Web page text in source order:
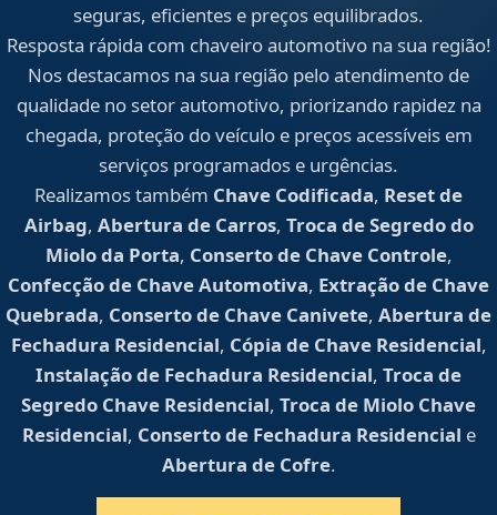
seguras, eficientes e preços equilibrados.
Resposta rápida com chaveiro automotivo na sua região!
Nos destacamos na sua região pelo atendimento de
qualidade no setor automotivo, priorizando rapidez na
chegada, proteção do veículo e preços acessíveis em
serviços programados e urgências.
Realizamos também Chave Codificada, Reset de
Airbag, Abertura de Carros, Troca de Segredo do
Miolo da Porta, Conserto de Chave Controle,
Confecção de Chave Automotiva, Extração de Chave
Quebrada, Conserto de Chave Canivete, Abertura de
Fechadura Residencial, Cópia de Chave Residencial,
Instalação de Fechadura Residencial, Troca de
Segredo Chave Residencial, Troca de Miolo Chave
Residencial, Conserto de Fechadura Residencial e
Abertura de Cofre.